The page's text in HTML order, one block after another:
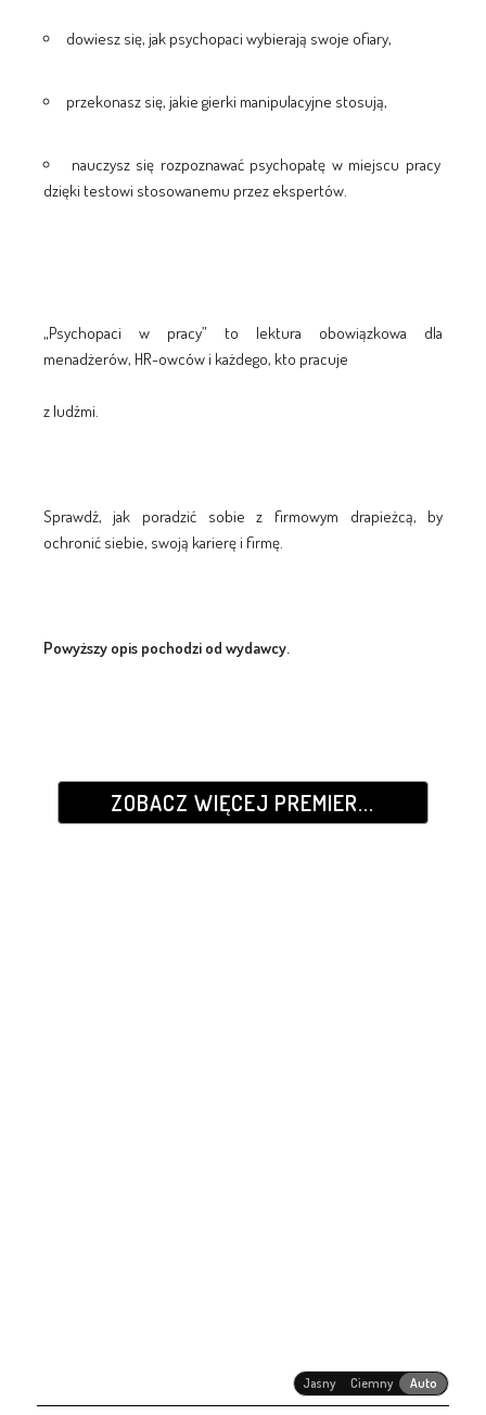
dowiesz się, jak psychopaci wybierają swoje ofiary,
przekonasz się, jakie gierki manipulacyjne stosują,
nauczysz się rozpoznawać psychopatę w miejscu pracy
dzięki testowi stosowanemu przez ekspertów.
„Psychopaci w pracy” to lektura obowiązkowa dla
menadżerów, HR-owców i każdego, kto pracuje
z ludźmi.
Sprawdź, jak poradzić sobie z firmowym drapieżcą, by
ochronić siebie, swoją karierę i firmę.
Powyższy opis pochodzi od wydawcy.
ZOBACZ WIĘCEJ PREMIER...
Jasny Ciemny Auto